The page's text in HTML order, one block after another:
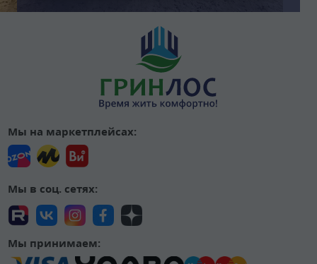
Мы на маркетплейсах:
Мы в соц. сетях:
Мы принимаем: